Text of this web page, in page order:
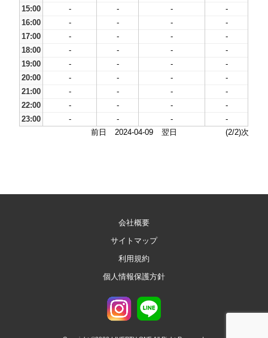
15:00
- - -
-
16:00
- - -
-
17:00
- - -
-
18:00
- - -
-
19:00
- - -
-
20:00
- - -
-
21:00
- - -
-
22:00
- - -
-
23:00
- - -
-
前日
2024-04-09 翌日 (2/2)次
会社概要
サイトマップ
利用規約
個人情報保護方針